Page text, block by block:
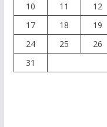
10
11 12
17
18 19
24
25 26
31